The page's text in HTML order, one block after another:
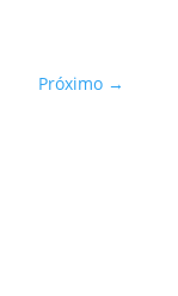
Próximo →